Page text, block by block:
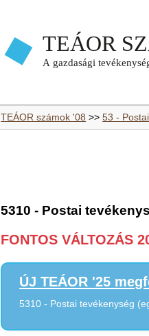
TEÁOR számok '08 >>53 -
5310 - Postai
FONTOS VÁLTOZÁS
ÚJ TEÁOR '25
5310 - Postai tevékenység